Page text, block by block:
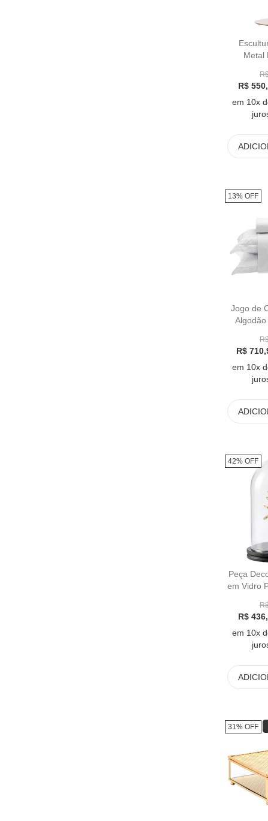
Metal
R$
em 10x
Jogo de
Algodão
R$
em 10x
13% OFF
Peça
em Vidro
R$
em 10x
42% OFF
31% OFF